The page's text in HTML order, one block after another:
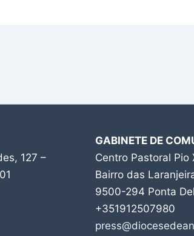
127 –
GABINETE DE
Centro Pastoral Pio
Bairro das
9500-294 Ponta
+351912507980